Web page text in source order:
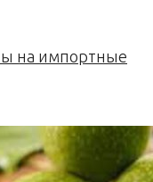
на импортные